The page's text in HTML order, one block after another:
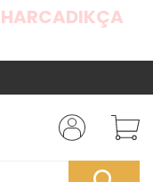
HARCADIKÇA